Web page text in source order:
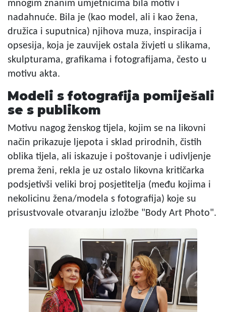
mnogim znanim umjetnicima bila motiv i
nadahnuće. Bila je (kao model, ali i kao žena,
družica i suputnica) njihova muza, inspiracija i
opsesija, koja je zauvijek ostala živjeti u slikama,
skulpturama, grafikama i fotografijama, često u
motivu akta.
Modeli s fotografija pomiješali
se s publikom
Motivu nagog ženskog tijela, kojim se na likovni
način prikazuje ljepota i sklad prirodnih, čistih
oblika tijela, ali iskazuje i poštovanje i udivljenje
prema ženi, rekla je uz ostalo likovna kritičarka
podsjetivši veliki broj posjetitelja (među kojima i
nekolicinu žena/modela s fotografija) koje su
prisustvovale otvaranju izložbe "Body Art Photo".